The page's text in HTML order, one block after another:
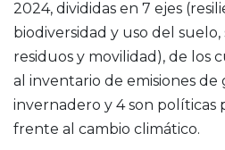
2024, divididas en 7 ejes
biodiversidad y uso del
residuos y movilidad), de los
al inventario de emisiones de
invernadero y 4 son políticas
frente al cambio climático.